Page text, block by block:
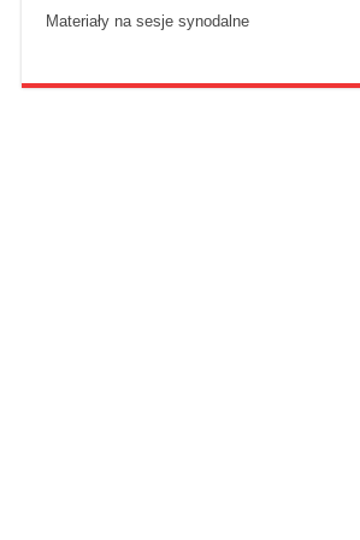
Materiały na sesje synodalne